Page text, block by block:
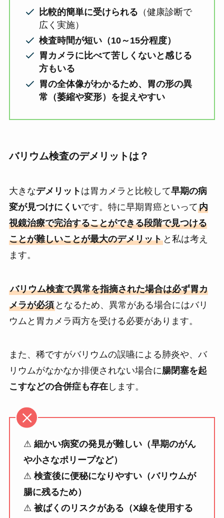
比較的簡単に受けられる （健康診断で
広く実施）
検査時間が短い（10～15分程度）
胃カメラに比べて苦しくないと感じる
方もいる
胃の全体像がわかるため、胃の形の異
常（萎縮や変形）を捉えやすい
バリウム検査のデメリットは？
大きなデメリット は胃カメラと比較して早期の病
変が見つけにくいです。特に早期胃癌といって内
視鏡治療で完治することができる段階で見つける
ことが難しいことが最大のデメリットと私は考え
ます。
バリウム検査で異常を指摘された場合は必ず胃カ
メラが必須となるため、異常がある場合にはバリ
ウムと胃カメラ両方を受ける必要があります。
また、稀ですがバリウムの誤嚥による肺炎や、バ
リウムがなかなか排便されない場合に腸閉塞を起
こすなどの合併症も存在します。
⚠ 細かい病変の発見が難しい（早期のがん
や小さなポリープなど）
⚠ 検査後に便秘になりやすい（バリウムが
腸に残るため）
⚠ 被ばくのリスクがある（X線を使用する